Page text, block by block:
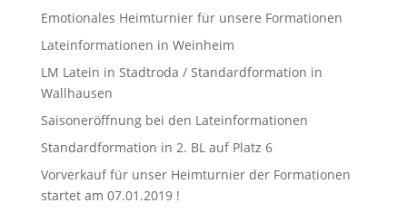
Emotionales Heimturnier für unsere Formationen
Lateinformationen in Weinheim
LM Latein in Stadtroda / Standardformation in
Wallhausen
Saisoneröffnung bei den Lateinformationen
Standardformation in 2. BL auf Platz 6
Vorverkauf für unser Heimturnier der Formationen
startet am 07.01.2019 !